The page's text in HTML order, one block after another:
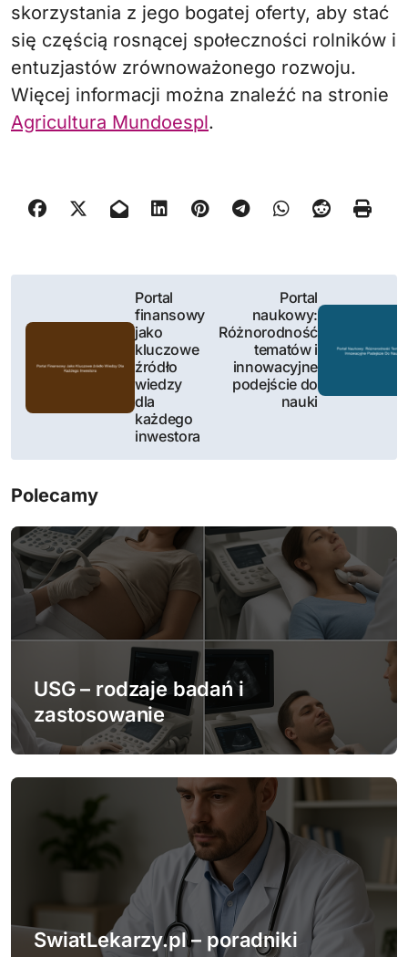
skorzystania z jego bogatej oferty, aby stać
się częścią rosnącej społeczności rolników i
entuzjastów zrównoważonego rozwoju.
Więcej informacji można znaleźć na stronie
Agricultura Mundoespl.
a
c
j
a
i
s
u
Portal
finansowy
jako
kluczowe
źródło
wiedzy
dla
każdego
inwestora
Portal
naukowy:
Różnorodność
tematów i
innowacyjne
podejście do
nauki
Polecamy
USG – rodzaje badań i
zastosowanie
SwiatLekarzy.pl – poradniki